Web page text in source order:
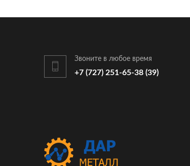
Звоните в любое время
+7 (727) 251-65-38 (39)